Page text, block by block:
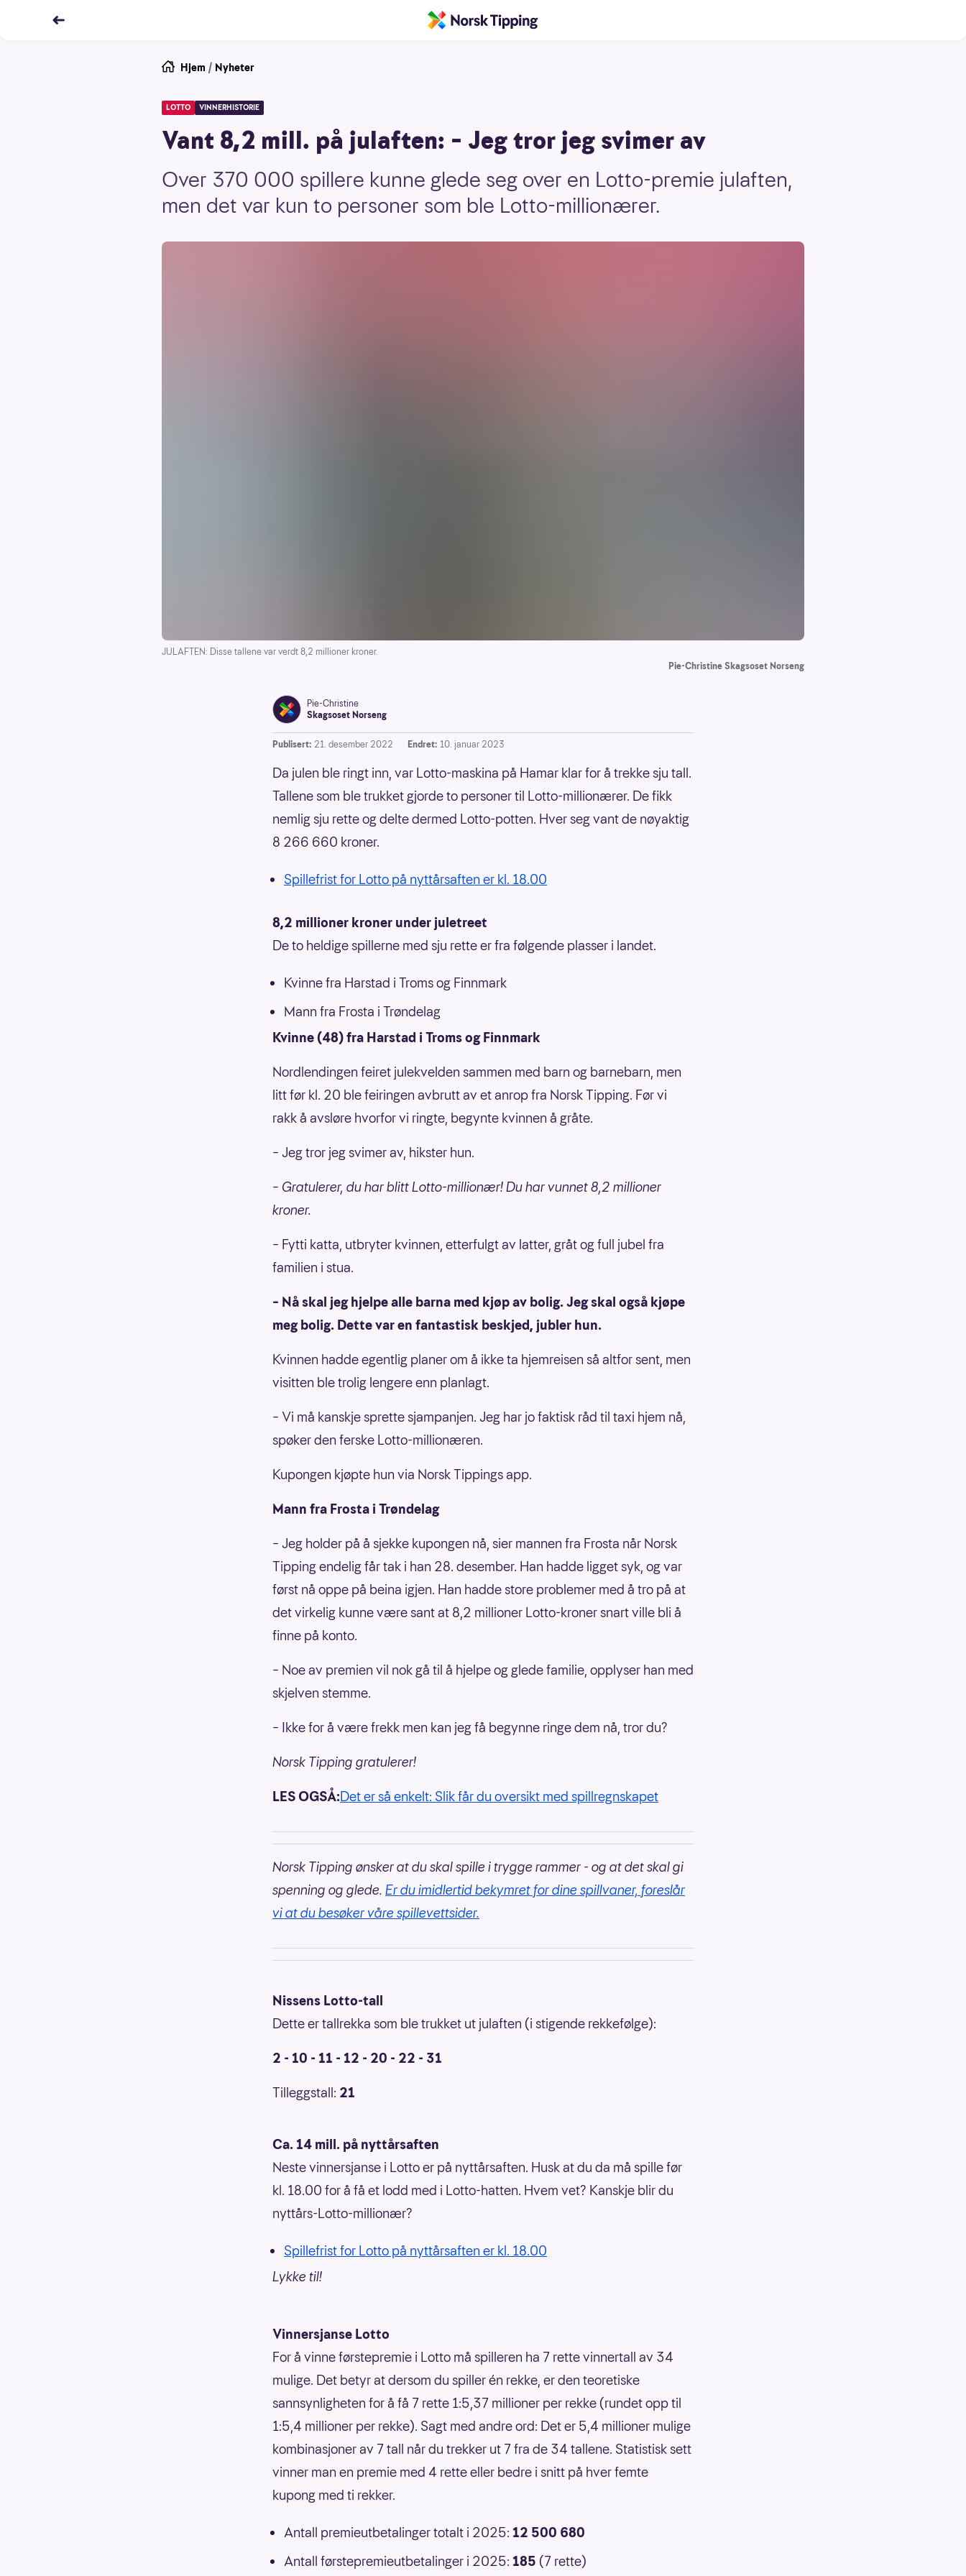
Hjem / Nyheter
LOTTO VINNERHISTORIE
Vant 8,2 mill. på julaften: – Jeg tror jeg svimer av
Over 370 000 spillere kunne glede seg over en Lotto-premie julaften,
men det var kun to personer som ble Lotto-millionærer.
JULAFTEN: Disse tallene var verdt 8,2 millioner kroner.
Pie-Christine Skagsoset Norseng
Pie-Christine
Skagsoset Norseng
Publisert: 21. desember 2022 Endret: 10. januar 2023
Da julen ble ringt inn, var Lotto-maskina på Hamar klar for å trekke sju tall.
Tallene som ble trukket gjorde to personer til Lotto-millionærer. De fikk
nemlig sju rette og delte dermed Lotto-potten. Hver seg vant de nøyaktig
8 266 660 kroner.
Spillefrist for Lotto på nyttårsaften er kl. 18.00
8,2 millioner kroner under juletreet
De to heldige spillerne med sju rette er fra følgende plasser i landet.
Kvinne fra Harstad i Troms og Finnmark
Mann fra Frosta i Trøndelag
Kvinne (48) fra Harstad i Troms og Finnmark
Nordlendingen feiret julekvelden sammen med barn og barnebarn, men
litt før kl. 20 ble feiringen avbrutt av et anrop fra Norsk Tipping. Før vi
rakk å avsløre hvorfor vi ringte, begynte kvinnen å gråte.
– Jeg tror jeg svimer av, hikster hun.
– Gratulerer, du har blitt Lotto-millionær! Du har vunnet 8,2 millioner
kroner.
– Fytti katta, utbryter kvinnen, etterfulgt av latter, gråt og full jubel fra
familien i stua.
– Nå skal jeg hjelpe alle barna med kjøp av bolig. Jeg skal også kjøpe
meg bolig. Dette var en fantastisk beskjed, jubler hun.
Kvinnen hadde egentlig planer om å ikke ta hjemreisen så altfor sent, men
visitten ble trolig lengere enn planlagt.
– Vi må kanskje sprette sjampanjen. Jeg har jo faktisk råd til taxi hjem nå,
spøker den ferske Lotto-millionæren.
Kupongen kjøpte hun via Norsk Tippings app.
Mann fra Frosta i Trøndelag
– Jeg holder på å sjekke kupongen nå, sier mannen fra Frosta når Norsk
Tipping endelig får tak i han 28. desember. Han hadde ligget syk, og var
først nå oppe på beina igjen. Han hadde store problemer med å tro på at
det virkelig kunne være sant at 8,2 millioner Lotto-kroner snart ville bli å
finne på konto.
– Noe av premien vil nok gå til å hjelpe og glede familie, opplyser han med
skjelven stemme.
– Ikke for å være frekk men kan jeg få begynne ringe dem nå, tror du?
Norsk Tipping gratulerer!
LES OGSÅ:Det er så enkelt: Slik får du oversikt med spillregnskapet
Norsk Tipping ønsker at du skal spille i trygge rammer - og at det skal gi
spenning og glede. Er du imidlertid bekymret for dine spillvaner, foreslår
vi at du besøker våre spillevettsider.
Nissens Lotto-tall
Dette er tallrekka som ble trukket ut julaften (i stigende rekkefølge):
2 - 10 - 11 - 12 - 20 - 22 - 31
Tilleggstall: 21
Ca. 14 mill. på nyttårsaften
Neste vinnersjanse i Lotto er på nyttårsaften. Husk at du da må spille før
kl. 18.00 for å få et lodd med i Lotto-hatten. Hvem vet? Kanskje blir du
nyttårs-Lotto-millionær?
Spillefrist for Lotto på nyttårsaften er kl. 18.00
Lykke til!
Vinnersjanse Lotto
For å vinne førstepremie i Lotto må spilleren ha 7 rette vinnertall av 34
mulige. Det betyr at dersom du spiller én rekke, er den teoretiske
sannsynligheten for å få 7 rette 1:5,37 millioner per rekke (rundet opp til
1:5,4 millioner per rekke). Sagt med andre ord: Det er 5,4 millioner mulige
kombinasjoner av 7 tall når du trekker ut 7 fra de 34 tallene. Statistisk sett
vinner man en premie med 4 rette eller bedre i snitt på hver femte
kupong med ti rekker.
Antall premieutbetalinger totalt i 2025: 12 500 680
Antall førstepremieutbetalinger i 2025: 185 (7 rette)